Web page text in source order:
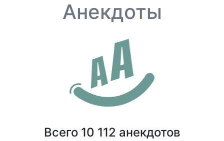
Анекдоты
Всего 10 112 анекдотов